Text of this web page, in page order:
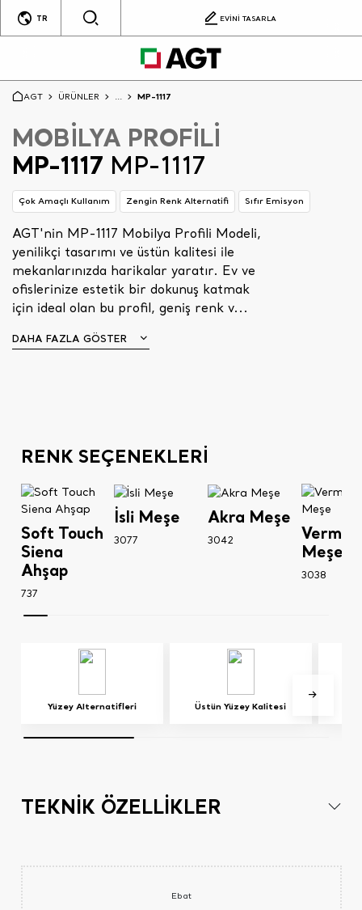
TR EVİNİ TASARLA
AGT ÜRÜNLER ... MP-1117
MOBİLYA PROFİLİ
MP-1117 MP-1117
Çok Amaçlı Kullanım Zengin Renk Alternatifi Sıfır Emisyon
AGT'nin MP-1117 Mobilya Profili Modeli,
yenilikçi tasarımı ve üstün kalitesi ile
mekanlarınızda harikalar yaratır. Ev ve
ofislerinize estetik bir dokunuş katmak
için ideal olan bu profil, geniş renk v...
DAHA FAZLA GÖSTER
RENK SEÇENEKLERİ
Soft Touch
Siena
Ahşap
737
İsli Meşe
3077
Akra Meşe
3042
Meşe
3038
Yüzey Alternatifleri Üstün Yüzey Kalitesi
TEKNİK ÖZELLİKLER
Ebat